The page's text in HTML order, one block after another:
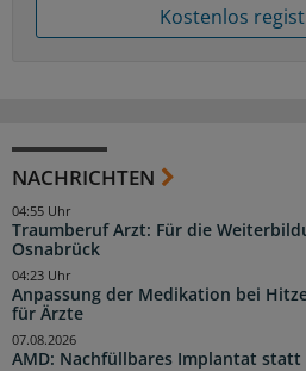
Kostenlos
NACHRICHTEN
Traumberuf Arzt: Für die
Osnabrück
04:55 Uhr
Anpassung der Medikation bei
für Ärzte
04:23 Uhr
AMD: Nachfüllbares Implantat statt
07.08.2026